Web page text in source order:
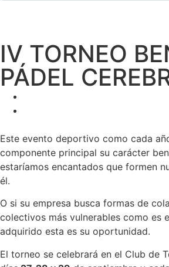
IV TORNEO
PÁDEL
Este evento deportivo como cada
componente principal su carácter
estaríamos encantados que formen
él.
O si su empresa busca formas de
colectivos más vulnerables como es
adquirido esta es su oportunidad.
El torneo se celebrará en el Club de